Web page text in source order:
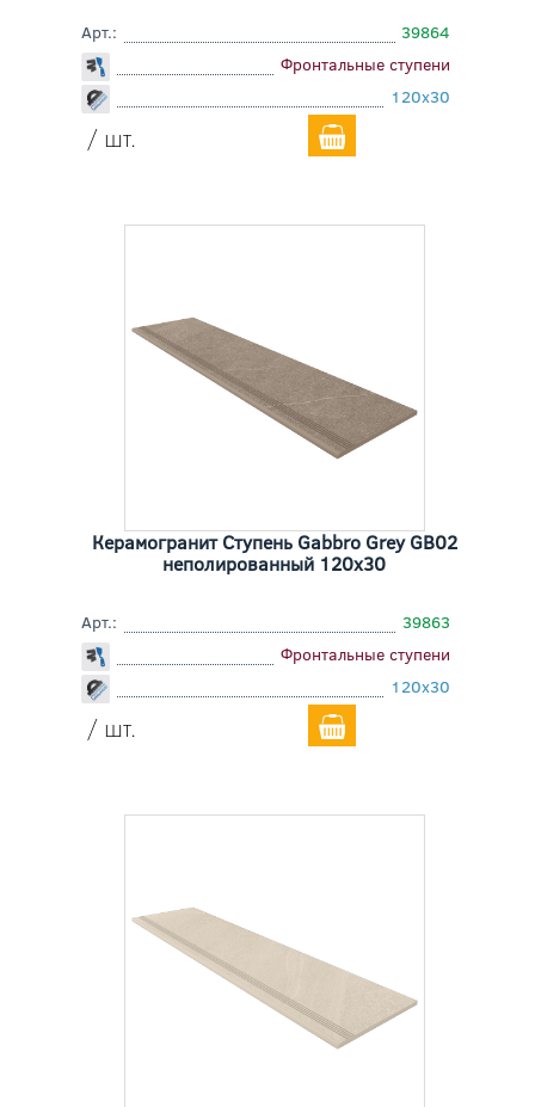
Арт.:
39864
Фронтальные ступени
120x30
/ шт.
Керамогранит Ступень Gabbro Grey GB02
неполированный 120x30
Арт.:
39863
Фронтальные ступени
120x30
/ шт.